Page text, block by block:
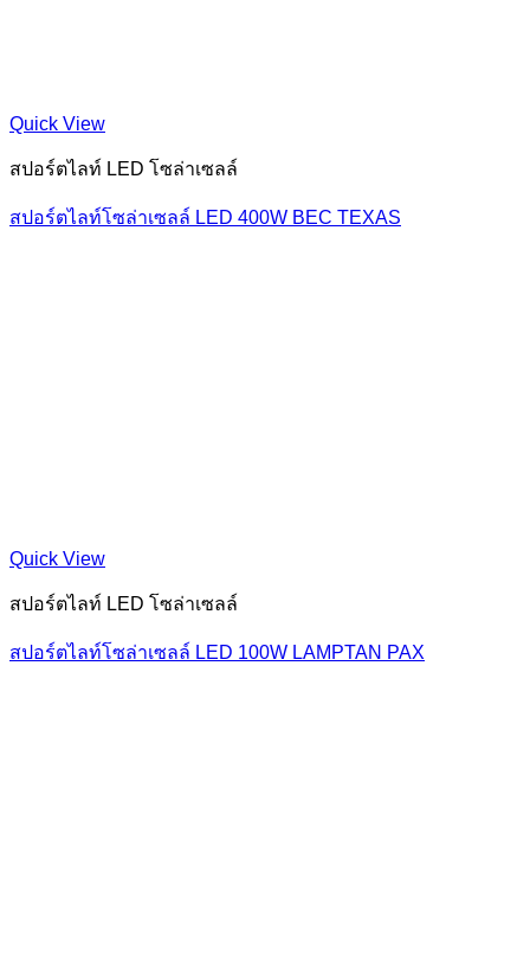
Quick View
สปอร์ตไลท์ LED โซล่าเซลล์
สปอร์ตไลท์โซล่าเซลล์ LED 400W BEC TEXAS
Quick View
สปอร์ตไลท์ LED โซล่าเซลล์
สปอร์ตไลท์โซล่าเซลล์ LED 100W LAMPTAN PAX